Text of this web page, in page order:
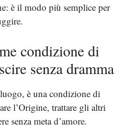
è il modo più semplice per
condizione di
senza dramma
è una condizione di
l’Origine, trattare gli altri
senza meta d’amore.